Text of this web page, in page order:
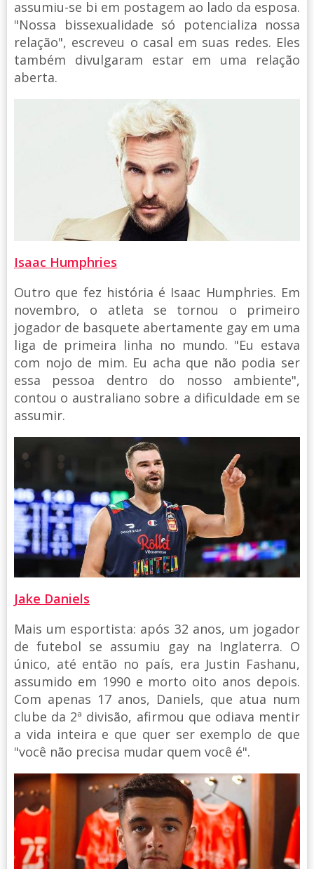
assumiu-se bi em postagem ao lado da esposa.
"Nossa bissexualidade só potencializa nossa
relação", escreveu o casal em suas redes. Eles
também divulgaram estar em uma relação
aberta.
Isaac Humphries
Outro que fez história é Isaac Humphries. Em
novembro, o atleta se tornou o primeiro
jogador de basquete abertamente gay em uma
liga de primeira linha no mundo. "Eu estava
com nojo de mim. Eu acha que não podia ser
essa pessoa dentro do nosso ambiente",
contou o australiano sobre a dificuldade em se
assumir.
Jake Daniels
Mais um esportista: após 32 anos, um jogador
de futebol se assumiu gay na Inglaterra. O
único, até então no país, era Justin Fashanu,
assumido em 1990 e morto oito anos depois.
Com apenas 17 anos, Daniels, que atua num
clube da 2ª divisão, afirmou que odiava mentir
a vida inteira e que quer ser exemplo de que
"você não precisa mudar quem você é".